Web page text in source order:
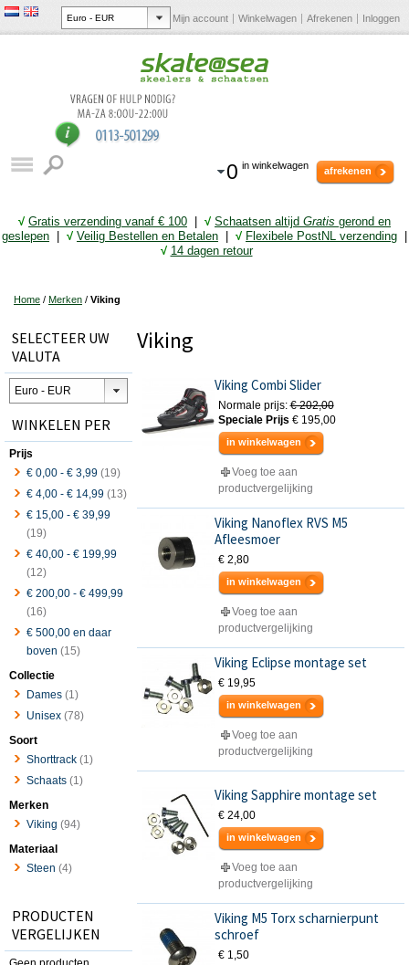
Mijn account Winkelwagen Afrekenen Inloggen
0 in winkelwagen afrekenen
√ Gratis verzending vanaf € 100 √ Schaatsen altijd Gratis gerond en
geslepen
√ Veilig Bestellen en Betalen √ Flexibele PostNL verzending
√ 14 dagen retour
Home / Merken / Viking
Viking
Viking Combi Slider
Normale prijs: € 202,00
Speciale Prijs € 195,00
in winkelwagen
Voeg toe aan
productvergelijking
Viking Nanoflex RVS M5
Afleesmoer
€ 2,80
in winkelwagen
Voeg toe aan
productvergelijking
Viking Eclipse montage set
€ 19,95
in winkelwagen
Voeg toe aan
productvergelijking
Viking Sapphire montage set
€ 24,00
in winkelwagen
Voeg toe aan
productvergelijking
Viking M5 Torx scharnierpunt
schroef
€ 1,50
SELECTEER UW
VALUTA
WINKELEN PER
Prijs
€ 0,00 - € 3,99 (19)
€ 4,00 - € 14,99 (13)
€ 15,00 - € 39,99
(19)
€ 40,00 - € 199,99
(12)
€ 200,00 - € 499,99
(16)
€ 500,00 en daar
boven (15)
Collectie
Dames (1)
Unisex (78)
Soort
Shorttrack (1)
Schaats (1)
Merken
Viking (94)
Materiaal
Steen (4)
PRODUCTEN
VERGELIJKEN